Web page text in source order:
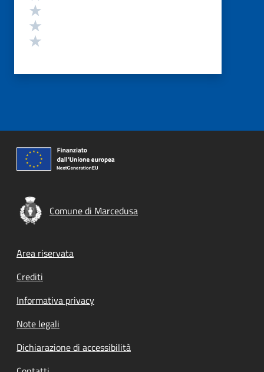
Comune di Marcedusa
Footer menu
Area riservata
Crediti
Informativa privacy
Note legali
Dichiarazione di accessibilità